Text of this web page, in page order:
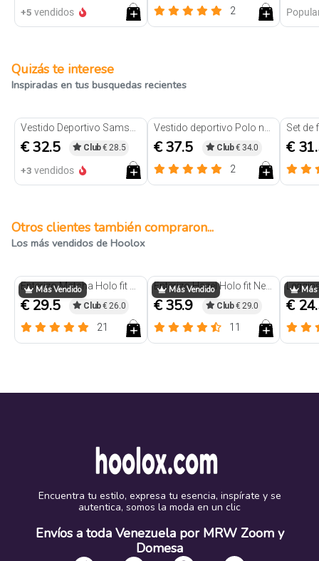
+5 vendidos 2
Quizás te interese
Inspiradas en tus busquedas recientes
Vestido Deportivo Samsara Negro
€ 32.5 Club€ 28.5
+3 vendidos
Vestido deportivo Polo negro
€ 37.5 Club€ 34.0
2
€
Otros clientes también compraron...
Los más vendidos de Hoolox
Más Vendido Enterizo Matcha Holo fit Negro
€ 29.5 Club€ 26.0
21
Más Vendido Enterizo Hazel Holo fit Negro
€ 35.9 Club€ 29.0
11
Más
€
Encuentra tu estilo, expresa tu esencia, inspírate y se
autentica, somos la moda en un clic
Envíos a toda Venezuela por MRW Zoom y
Domesa